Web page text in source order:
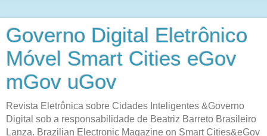
Governo Digital Eletrônico
Móvel Smart Cities eGov
mGov uGov
Revista Eletrônica sobre Cidades Inteligentes &Governo
Digital sob a responsabilidade de Beatriz Barreto Brasileiro
Lanza. Brazilian Electronic Magazine on Smart Cities&eGov